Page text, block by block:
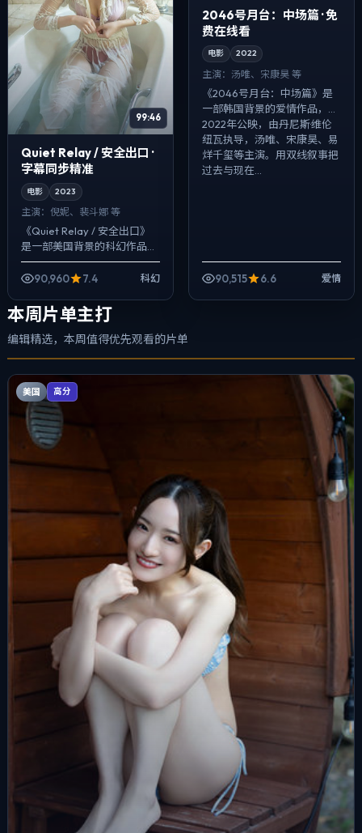
99:46
Quiet Relay / 安全出口 ·
字幕同步精准
电影 2023
主演： 倪妮、裴斗娜 等
《Quiet Relay / 安全出口》
是一部美国背景的科幻作品，
2023年公映，由宁浩执导，
倪妮、裴斗娜、河正宇等主
夜...
90,960 7.4 科幻
2046号月台：中场篇 · 免
费在线看
电影 2022
主演： 汤唯、宋康昊 等
《2046号月台：中场篇》是
一部韩国背景的爱情作品，
2022年公映，由丹尼斯·维伦
纽瓦执导，汤唯、宋康昊、易
烊千玺等主演。用双线叙事把
过去与现在...
90,515 6.6 爱情
本周片单主打
编辑精选，本周值得优先观看的片单
美国 高分